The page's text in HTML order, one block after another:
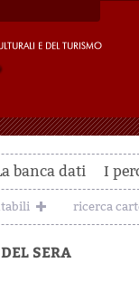
banca dati I
ricerca
SERA